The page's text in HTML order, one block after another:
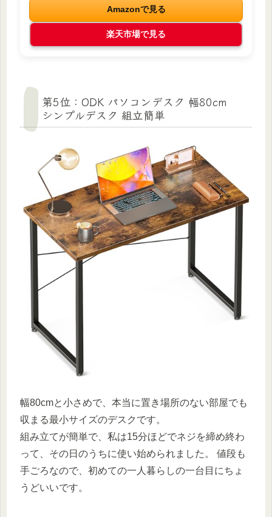
Amazonで見る
楽天市場で見る
第5位：ODK パソコンデスク 幅80cm
シンプルデスク 組立簡単
幅80cmと小さめで、本当に置き場所のない部屋でも
収まる最小サイズのデスクです。
組み立てが簡単で、私は15分ほどでネジを締め終わ
って、その日のうちに使い始められました。 値段も
手ごろなので、初めての一人暮らしの一台目にちょ
うどいいです。